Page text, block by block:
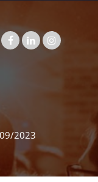
2023